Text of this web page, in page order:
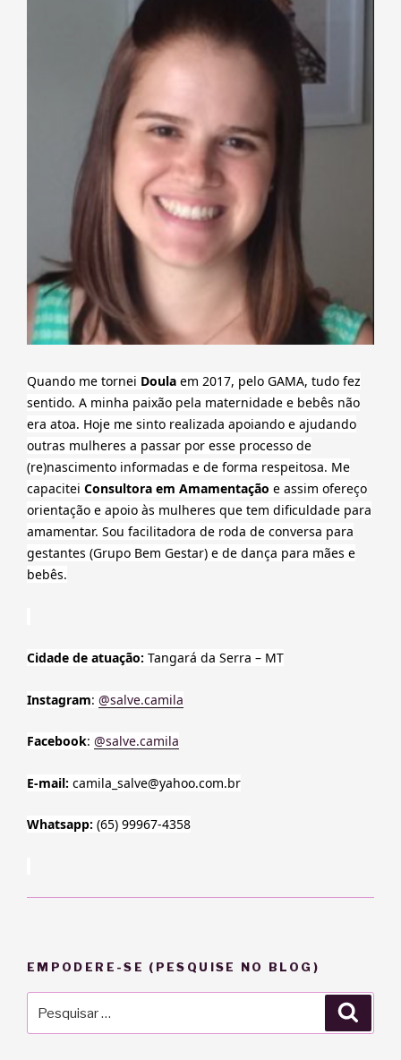
Quando me tornei Doula em 2017, pelo GAMA, tudo fez
sentido. A minha paixão pela maternidade e bebês não
era atoa. Hoje me sinto realizada apoiando e ajudando
outras mulheres a passar por esse processo de
(re)nascimento informadas e de forma respeitosa. Me
capacitei Consultora em Amamentação e assim ofereço
orientação e apoio às mulheres que tem dificuldade para
amamentar. Sou facilitadora de roda de conversa para
gestantes (Grupo Bem Gestar) e de dança para mães e
bebês.
Cidade de atuação: Tangará da Serra – MT
Instagram: @salve.camila
Facebook: @salve.camila
E-mail: camila_salve@yahoo.com.br
Whatsapp: (65) 99967-4358
EMPODERE-SE (PESQUISE NO BLOG)
por: